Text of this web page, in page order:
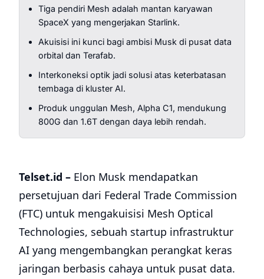
Tiga pendiri Mesh adalah mantan karyawan
SpaceX yang mengerjakan Starlink.
Akuisisi ini kunci bagi ambisi Musk di pusat data
orbital dan Terafab.
Interkoneksi optik jadi solusi atas keterbatasan
tembaga di kluster AI.
Produk unggulan Mesh, Alpha C1, mendukung
800G dan 1.6T dengan daya lebih rendah.
Telset.id – Elon Musk mendapatkan
persetujuan dari Federal Trade Commission
(FTC) untuk mengakuisisi Mesh Optical
Technologies, sebuah startup infrastruktur
AI yang mengembangkan perangkat keras
jaringan berbasis cahaya untuk pusat data.